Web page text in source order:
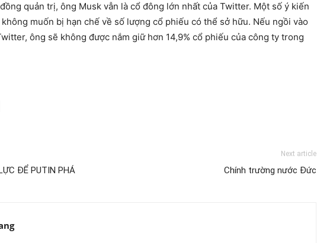
quản trị, ông Musk vẫn là cổ đông lớn nhất của Twitter. Một số ý kiến
muốn bị hạn chế về số lượng cổ phiếu có thể sở hữu. Nếu ngồi vào
ông sẽ không được nắm giữ hơn 14,9% cổ phiếu của công ty trong
ĐỂ PUTIN PHÁ
Next article
Chính trường nước Đức